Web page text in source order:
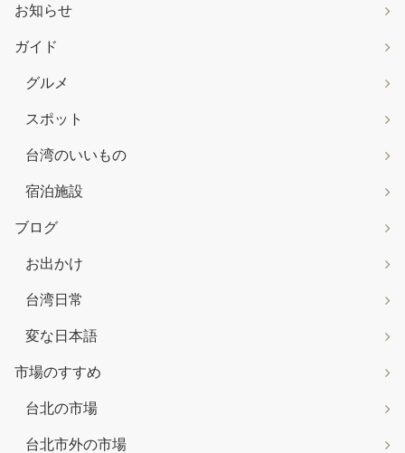
お知らせ
ガイド
グルメ
スポット
台湾のいいもの
宿泊施設
ブログ
お出かけ
台湾日常
変な日本語
市場のすすめ
台北の市場
台北市外の市場